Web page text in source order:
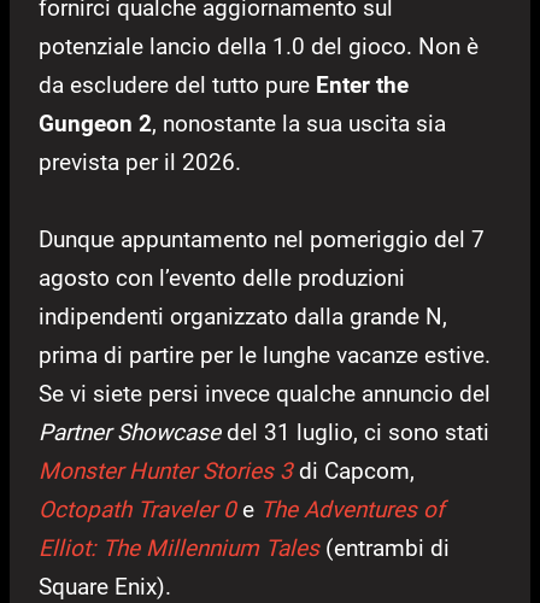
fornirci qualche aggiornamento sul
potenziale lancio della 1.0 del gioco. Non è
da escludere del tutto pure Enter the
Gungeon 2, nonostante la sua uscita sia
prevista per il 2026.
Dunque appuntamento nel pomeriggio del 7
agosto con l’evento delle produzioni
indipendenti organizzato dalla grande N,
prima di partire per le lunghe vacanze estive.
Se vi siete persi invece qualche annuncio del
Partner Showcasedel 31 luglio, ci sono stati
Monster Hunter Stories 3di Capcom,
Octopath Traveler 0e The Adventures of
Elliot: The Millennium Tales(entrambi di
Square Enix).